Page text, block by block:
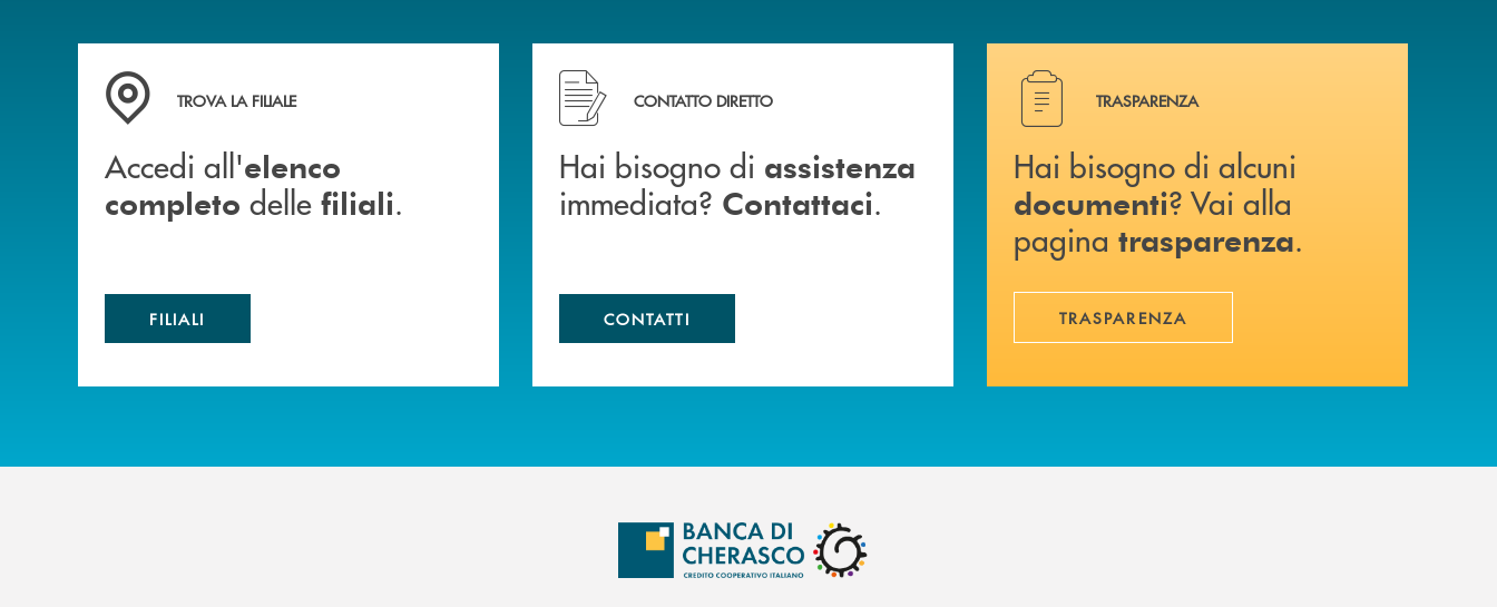
Accedi all' elenco completo delle filiali .
TROVA LA FILIALE
Accedi all'elenco
completo delle filiali.
FILIALI
Hai bisogno di assistenza immediata? Contattaci .
CONTATTO DIRETTO
Hai bisogno di assistenza
immediata? Contattaci.
CONTATTI
Hai bisogno di alcuni documenti ? Vai alla pagina
TRASPARENZA
Hai bisogno di alcuni
documenti? Vai alla
pagina trasparenza.
TRASPARENZA